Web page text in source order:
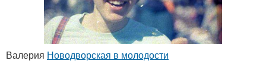
Валерия Новодворская в молодости